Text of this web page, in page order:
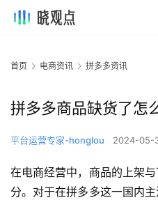
首页 电商资讯 拼多多资讯
拼多多商品缺货了怎
平台运营专家-honglou 2024-05-
在电商经营中，商品的上架
分。对于在拼多多这一国内